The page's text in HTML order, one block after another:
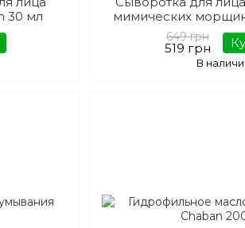
30 мл
мимических
649 грн
519 грн
В